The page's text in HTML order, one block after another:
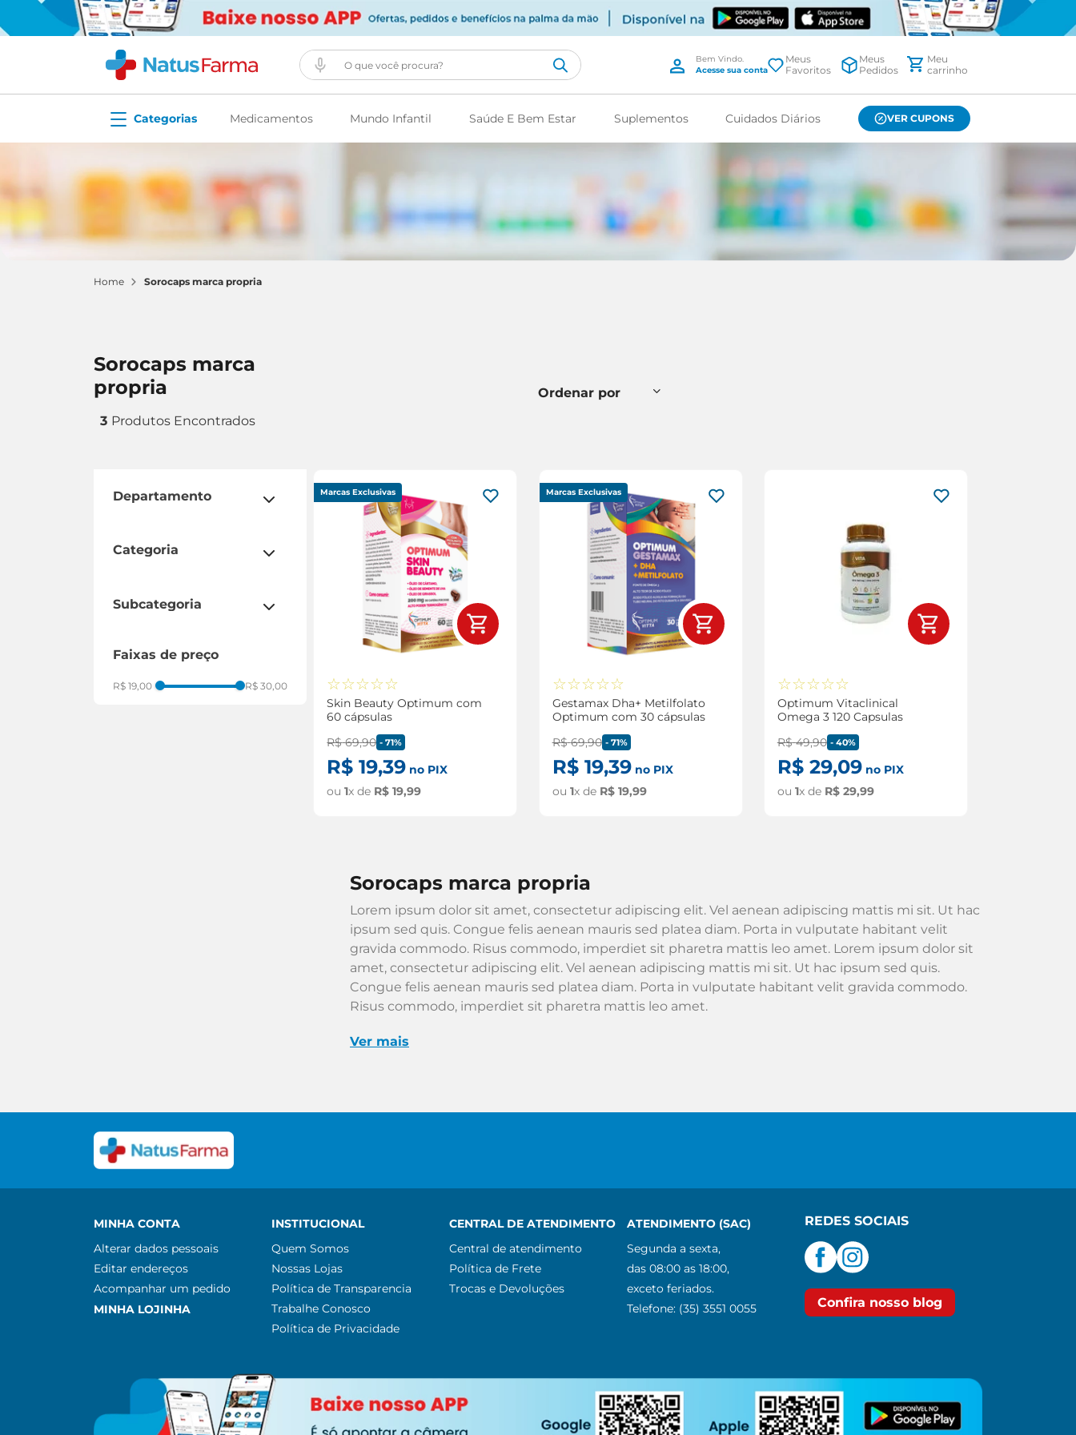
O que você procura?
Meus
Favoritos
Meus
Pedidos
Medicamentos Mundo Infantil Saúde E Bem Estar Suplementos Cuidados Diários VER CUPONS
sorocaps marca propria
sorocaps marca
propria
3
departamento
categoria
subcategoria
ômega
faixas de preço
R$ 19,00 R$ 30,00
Marcas Exclusivas
☆☆☆☆☆
Skin Beauty Optimum com
60 cápsulas
R$ 69,90 -71%
R$ 19,39 no PIX
ou1x de R$ 19,99
Marcas Exclusivas
☆☆☆☆☆
Gestamax Dha+ Metilfolato
Optimum com 30 cápsulas
R$ 69,90 - 71%
R$ 19,39no PIX
ou 1x de R$ 19,99
☆☆☆☆☆
Optimum Vitaclinical
Omega 3 120 Capsulas
R$ 49,90 - 40%
R$ 29,09no PIX
ou 1x de R$ 29,99
sorocaps marca propria
Lorem ipsum dolor sit amet, consectetur adipiscing elit. Vel aenean adipiscing mattis mi sit. Ut hac
ipsum sed quis. Congue felis aenean mauris sed platea diam. Porta in vulputate habitant velit
gravida commodo. Risus commodo, imperdiet sit pharetra mattis leo amet. Lorem ipsum dolor sit
amet, consectetur adipiscing elit. Vel aenean adipiscing mattis mi sit. Ut hac ipsum sed quis.
Congue felis aenean mauris sed platea diam. Porta in vulputate habitant velit gravida commodo.
Risus commodo, imperdiet sit pharetra mattis leo amet.
Ver mais
MINHA CONTA
Alterar dados pessoais
Editar endereços
Acompanhar um pedido
MINHA LOJINHA
INSTITUCIONAL
Quem Somos
Nossas Lojas
Política de Transparencia
Trabalhe Conosco
Política de Privacidade
CENTRAL DE ATENDIMENTO
Central de atendimento
Política de Frete
Trocas e Devoluções
ATENDIMENTO (SAC)
Segunda a sexta,
das 08:00 as 18:00,
exceto feriados.
Telefone: (35) 3551 0055
REDES SOCIAIS
Confira nosso blog